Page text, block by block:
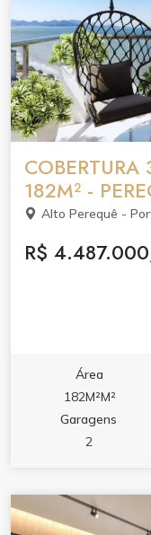
182M² -
Alto Perequê -
R$
Área
182M²M²
Garagens
2